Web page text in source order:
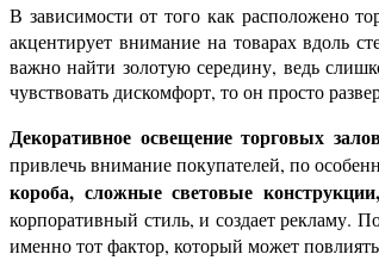
В зависимости от того как расположено
акцентирует внимание на товарах вдоль
важно найти золотую середину, ведь
чувствовать дискомфорт, то он просто
Декоративное освещение торговых
привлечь внимание покупателей, по
короба, сложные световые
корпоративный стиль, и создает рекламу.
именно тот фактор, который может